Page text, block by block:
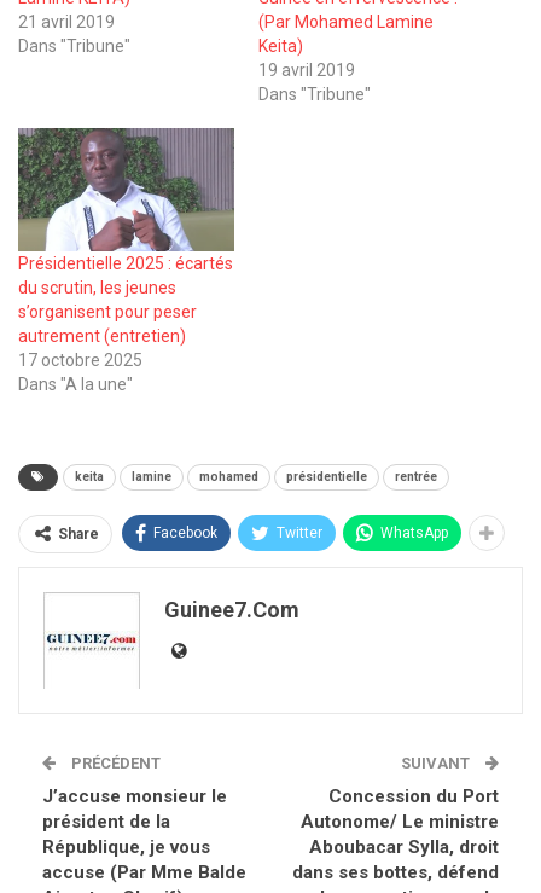
21 avril 2019
Dans "Tribune"
(Par Mohamed Lamine
Keita)
19 avril 2019
Dans "Tribune"
Présidentielle 2025 : écartés
du scrutin, les jeunes
s’organisent pour peser
autrement (entretien)
17 octobre 2025
Dans "A la une"
keita lamine mohamed présidentielle rentrée
Share Facebook Twitter WhatsApp
Guinee7.com
PRÉCÉDENT
J’accuse monsieur le
président de la
République, je vous
accuse (Par Mme Balde
SUIVANT
Concession du Port
Autonome/ Le ministre
Aboubacar Sylla, droit
dans ses bottes, défend